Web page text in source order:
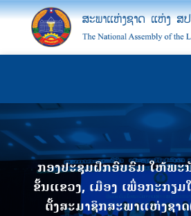
ກອງປະຊຸມຝຶກອົບຮົມ ໃຫ້ພ
ຂັ້ນແຂວງ, ເມືອງ ເພື່ອກະກຽ
ຕັ້ງສະມາຊິກສະພາແຫ່ງຊາ